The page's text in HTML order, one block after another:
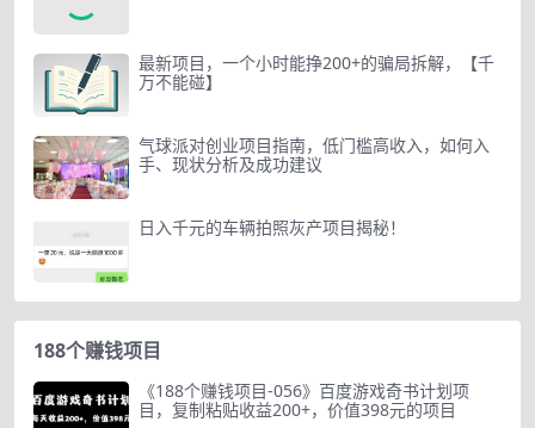
最新项目，一个小时能挣200+的骗局拆解，【千
万不能碰】
气球派对创业项目指南，低门槛高收入，如何入
手、现状分析及成功建议
日入千元的车辆拍照灰产项目揭秘！
188个赚钱项目
《188个赚钱项目-056》百度游戏奇书计划项
目，复制粘贴收益200+，价值398元的项目